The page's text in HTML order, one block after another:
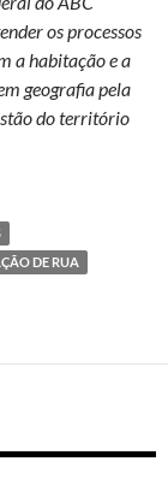
os processos
a habitação e a
geografia pela
do território
Jesus: Por que
DE RUA